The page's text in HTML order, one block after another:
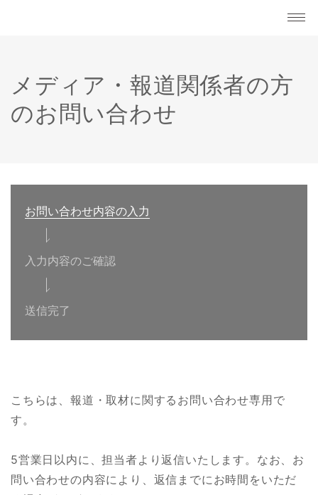
メディア・報道関係者の方
のお問い合わせ
お問い合わせ内容の入力
入力内容のご確認
送信完了
こちらは、報道・取材に関するお問い合わせ専用で
す。
5営業日以内に、担当者より返信いたします。なお、お
問い合わせの内容により、返信までにお時間をいただ